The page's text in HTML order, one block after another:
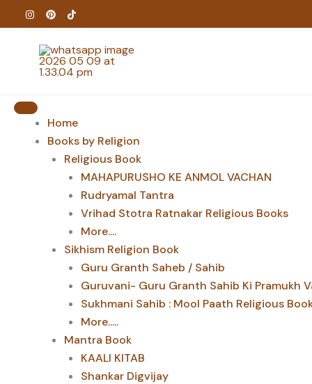
to
content
Home
Books by Religion
Religious Book
MAHAPURUSHO KE ANMOL VACHAN
Rudryamal Tantra
Vrihad Stotra Ratnakar Religious Books
More....
Sikhism Religion Book
Guru Granth Saheb / Sahib
Guruvani- Guru Granth Sahib Ki Pramukh
Sukhmani Sahib : Mool Paath Religious
More.....
Mantra Book
KAALI KITAB
Shankar Digvijay